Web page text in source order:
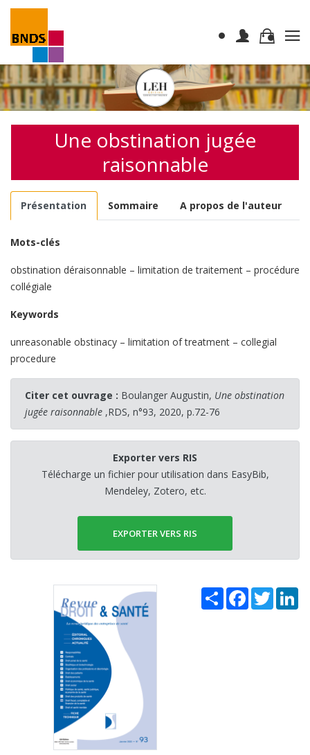
Une obstination jugée
raisonnable
Présentation Sommaire A propos de l'auteur
Mots-clés
obstination déraisonnable – limitation de traitement – procédure
collégiale
Keywords
unreasonable obstinacy – limitation of treatment – collegial
procedure
Citer cet ouvrage : Boulanger Augustin, Une obstination
jugée raisonnable ,RDS, n°93, 2020, p.72-76
Exporter vers RIS
Télécharge un fichier pour utilisation dans EasyBib,
Mendeley, Zotero, etc.
EXPORTER VERS RIS
Share Facebook
Twitter